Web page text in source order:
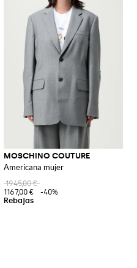
MOSCHINO COUTURE
Americana mujer
1945,00 €
1167,00 €
-40%